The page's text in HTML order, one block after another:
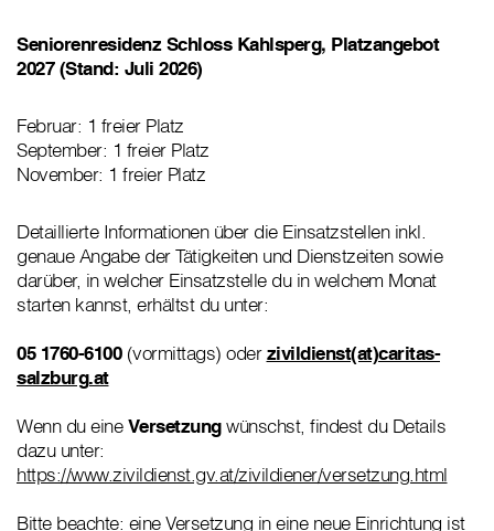
Seniorenresidenz Schloss Kahlsperg, Platzangebot
2027 (Stand: Juli 2026)
Februar: 1 freier Platz
September: 1 freier Platz
November: 1 freier Platz
Detaillierte Informationen über die Einsatzstellen inkl.
genaue Angabe der Tätigkeiten und Dienstzeiten sowie
darüber, in welcher Einsatzstelle du in welchem Monat
starten kannst, erhältst du unter:
05 1760-6100(vormittags) oderzivildienst(at)caritas-
salzburg.at
Wenn du eineVersetzungwünschst, findest du Details
dazu unter:
https://www.zivildienst.gv.at/zivildiener/versetzung.html
Bitte beachte: eine Versetzung in eine neue Einrichtung ist